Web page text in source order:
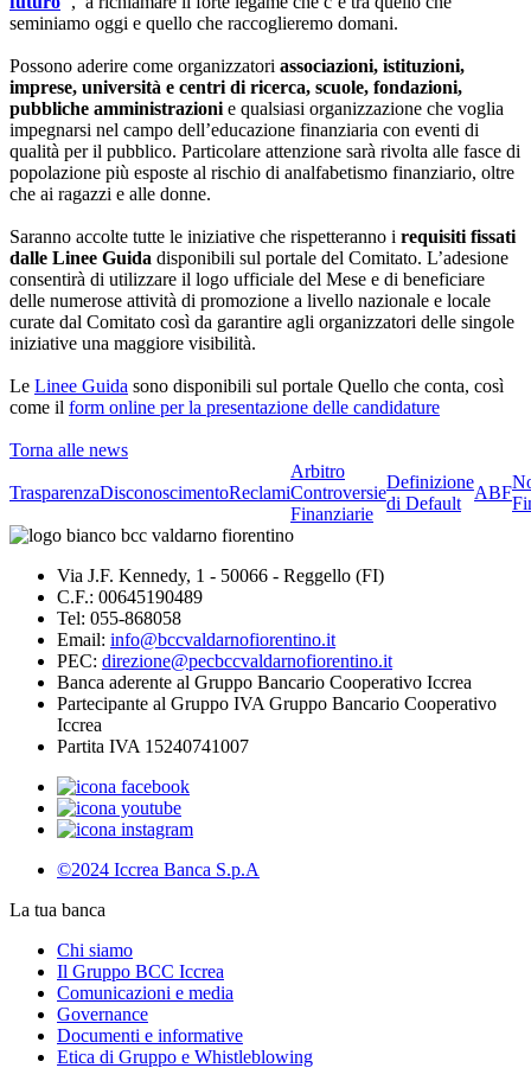
seminiamo oggi e quello che raccoglieremo domani.
Possono aderire come organizzatori associazioni, istituzioni,
imprese, università e centri di ricerca, scuole, fondazioni,
pubbliche amministrazioni e qualsiasi organizzazione che voglia
impegnarsi nel campo dell’educazione finanziaria con eventi di
qualità per il pubblico. Particolare attenzione sarà rivolta alle fasce di
popolazione più esposte al rischio di analfabetismo finanziario, oltre
che ai ragazzi e alle donne.
Saranno accolte tutte le iniziative che rispetteranno i requisiti fissati
dalle Linee Guida disponibili sul portale del Comitato. L’adesione
consentirà di utilizzare il logo ufficiale del Mese e di beneficiare
delle numerose attività di promozione a livello nazionale e locale
curate dal Comitato così da garantire agli organizzatori delle singole
iniziative una maggiore visibilità.
Le Linee Guida sono disponibili sul portale Quello che conta, così
come il form online per la presentazione delle candidature
Torna alle news
TrasparenzaDisconoscimentoReclami
Arbitro
Controversie
Finanziarie
Definizione
di Default
ABF
Via J.F. Kennedy, 1 - 50066 - Reggello (FI)
C.F.: 00645190489
Tel: 055-868058
Email: info@bccvaldarnofiorentino.it
PEC: direzione@pecbccvaldarnofiorentino.it
Banca aderente al Gruppo Bancario Cooperativo Iccrea
Partecipante al Gruppo IVA Gruppo Bancario Cooperativo
Iccrea
Partita IVA 15240741007
©2024 Iccrea Banca S.p.A
La tua banca
Chi siamo
Il Gruppo BCC Iccrea
Comunicazioni e media
Governance
Documenti e informative
Etica di Gruppo e Whistleblowing